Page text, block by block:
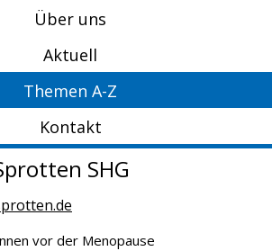
Über uns
Aktuell
Themen A-Z
Kontakt
SHG
vor der Menopause